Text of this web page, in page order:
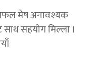
मेष अनावश्यक
सहयोग मिल्ला ।